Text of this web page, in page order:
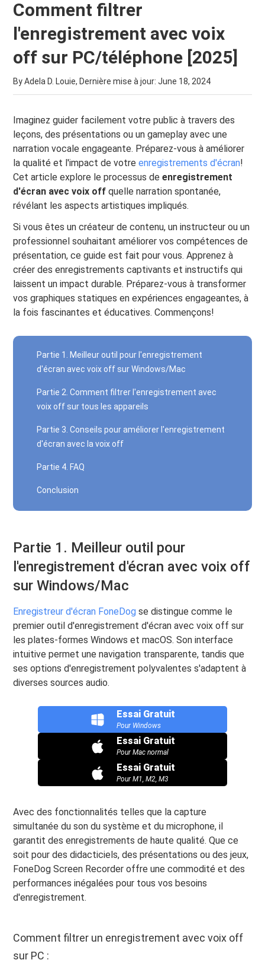
Comment filtrer
l'enregistrement avec voix
off sur PC/téléphone [2025]
By Adela D. Louie, Dernière mise à jour:June 18, 2024
Imaginez guider facilement votre public à travers des
leçons, des présentations ou un gameplay avec une
narration vocale engageante. Préparez-vous à améliorer
la qualité et l'impact de votreenregistrements d'écran!
Cet article explore le processus deenregistrement
d'écran avec voix off quelle narration spontanée,
révélant les aspects artistiques impliqués.
Si vous êtes un créateur de contenu, un instructeur ou un
professionnel souhaitant améliorer vos compétences de
présentation, ce guide est fait pour vous. Apprenez à
créer des enregistrements captivants et instructifs qui
laissent un impact durable. Préparez-vous à transformer
vos graphiques statiques en expériences engageantes, à
la fois fascinantes et éducatives. Commençons!
Partie 1. Meilleur outil pour l'enregistrement
d'écran avec voix off sur Windows/Mac
Partie 2. Comment filtrer l'enregistrement avec
voix off sur tous les appareils
Partie 3. Conseils pour améliorer l'enregistrement
d'écran avec la voix off
Partie 4. FAQ
Conclusion
Partie 1. Meilleur outil pour
l'enregistrement d'écran avec voix off
sur Windows/Mac
Enregistreur d'écran FoneDog se distingue comme le
premier outil d'enregistrement d'écran avec voix off sur
les plates-formes Windows et macOS. Son interface
intuitive permet une navigation transparente, tandis que
ses options d'enregistrement polyvalentes s'adaptent à
diverses sources audio.
Essai Gratuit
Pour Windows
Essai Gratuit
Pour Mac normal
Essai Gratuit
Pour M1, M2, M3
Avec des fonctionnalités telles que la capture
simultanée du son du système et du microphone, il
garantit des enregistrements de haute qualité. Que ce
soit pour des didacticiels, des présentations ou des jeux,
FoneDog Screen Recorder offre une commodité et des
performances inégalées pour tous vos besoins
d'enregistrement.
Comment filtrer un enregistrement avec voix off
sur PC :